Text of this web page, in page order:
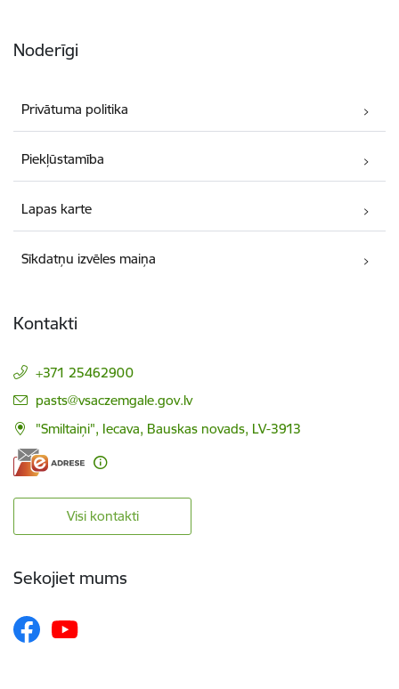
Noderīgi
Privātuma politika
Piekļūstamība
Lapas karte
Sīkdatņu izvēles maiņa
Kontakti
+371 25462900
E-pasts:
pasts@vsaczemgale.gov.lv
"Smiltaiņi", Iecava, Bauskas novads, LV-3913
Visi kontakti
Sekojiet mums